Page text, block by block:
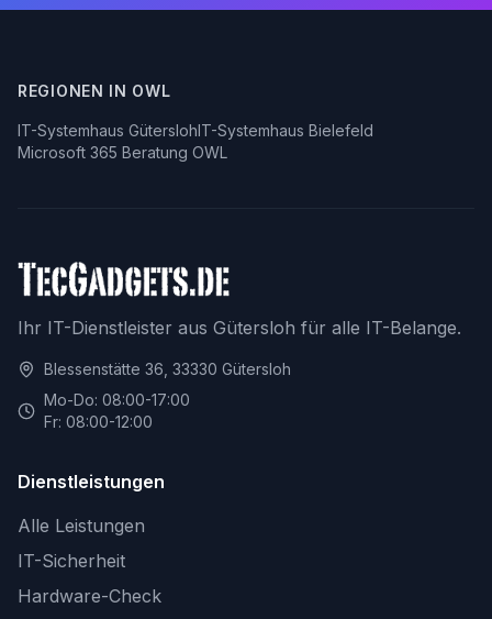
REGIONEN IN OWL
IT-Systemhaus GüterslohIT-Systemhaus Bielefeld
Microsoft 365 Beratung OWL
Ihr IT-Dienstleister aus Gütersloh für alle IT-Belange.
Blessenstätte 36, 33330 Gütersloh
Mo-Do: 08:00-17:00
Fr: 08:00-12:00
Dienstleistungen
Alle Leistungen
IT-Sicherheit
Hardware-Check